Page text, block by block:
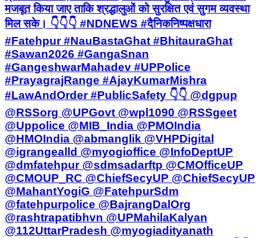
मजबूत किया जाए ताकि श्रद्धालुओं को सुरक्षित एवं सुगम व्यवस्था
मिल सके। 👇👇👇 #NDNEWS #दैनिकनिष्पक्षधारा
#Fatehpur #NauBastaGhat #BhitauraGhat
#Sawan2026 #GangaSnan
#GangeshwarMahadev #UPPolice
#PrayagrajRange #AjayKumarMishra
#LawAndOrder #PublicSafety 👇👇 @dgpup
@RSSorg @UPGovt @wpl1090 @RSSgeet
@Uppolice @MIB_India @PMOIndia
@HMOIndia @abmanglik @VHPDigital
@igrangealld @myogioffice @InfoDeptUP
@dmfatehpur @sdmsadarftp @CMOfficeUP
@CMOUP_RC @ChiefSecyUP @ChiefSecyUP
@MahantYogiG @FatehpurSdm
@fatehpurpolice @BajrangDalOrg
@rashtrapatibhvn @UPMahilaKalyan
@112UttarPradesh @myogiadityanath